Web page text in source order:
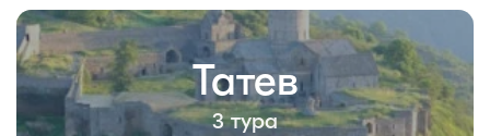
Татев
3 тура